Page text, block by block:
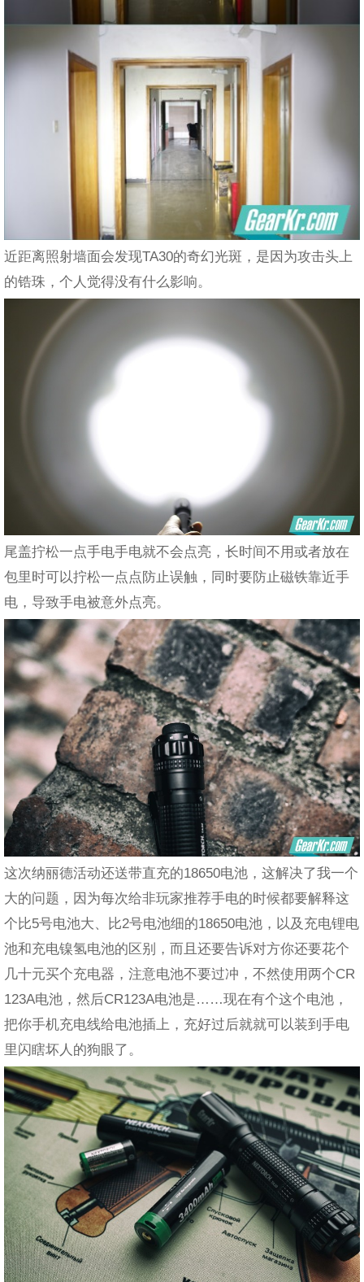
近距离照射墙面会发现TA30的奇幻光斑，是因为攻击头上
的锆珠，个人觉得没有什么影响。
尾盖拧松一点手电手电就不会点亮，长时间不用或者放在
包里时可以拧松一点点防止误触，同时要防止磁铁靠近手
电，导致手电被意外点亮。
这次纳丽德活动还送带直充的18650电池，这解决了我一个
大的问题，因为每次给非玩家推荐手电的时候都要解释这
个比5号电池大、比2号电池细的18650电池，以及充电锂电
池和充电镍氢电池的区别，而且还要告诉对方你还要花个
几十元买个充电器，注意电池不要过冲，不然使用两个CR
123A电池，然后CR123A电池是……现在有个这个电池，
把你手机充电线给电池插上，充好过后就就可以装到手电
里闪瞎坏人的狗眼了。